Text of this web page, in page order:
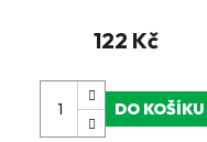
122 Kč
DO KOŠÍKU